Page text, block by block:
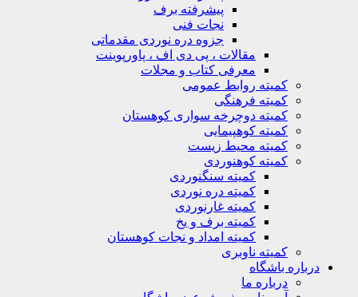
پیشرفته برف
نجات فنی
جزوه دره نوردی مقدماتی
مقالات ، پی دی اف ، پاورپوینت
معرفی کتاب و مجلات
کمیته روابط عمومی
کمیته فرهنگی
کمیته دوچرخه سواری کوهستان
کمیته کوهپیمایی
کمیته محیط زیست
کمیته کوهنوردی
کمیته سنگنوردی
کمیته دره نوردی
کمیته غارنوردی
کمیته برف و یخ
کمیته امداد و نجات کوهستان
کمیته ناوبری
باشگاه
درباره ما